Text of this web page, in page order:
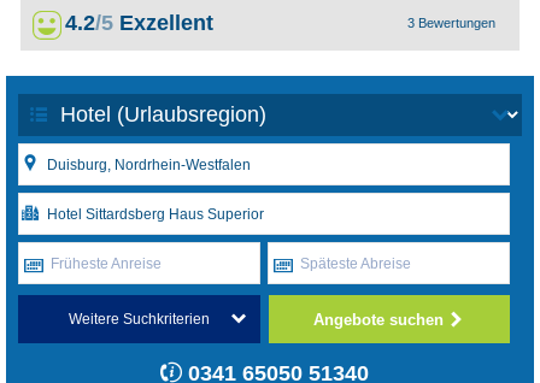
4.2/5 Exzellent 3 Bewertungen
Früheste Anreise Späteste Abreise
Weitere Suchkriterien Angebote suchen
0341 65050 51340